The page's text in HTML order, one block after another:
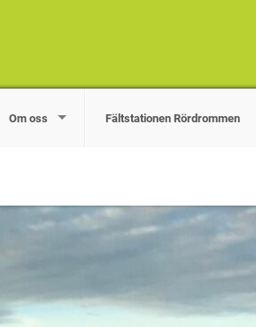
Om oss Fältstationen Rördrommen